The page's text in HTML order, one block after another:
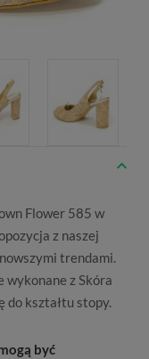
Flower 585 w
z naszej
trendami.
wykonane zSkóra
do kształtu stopy.
być